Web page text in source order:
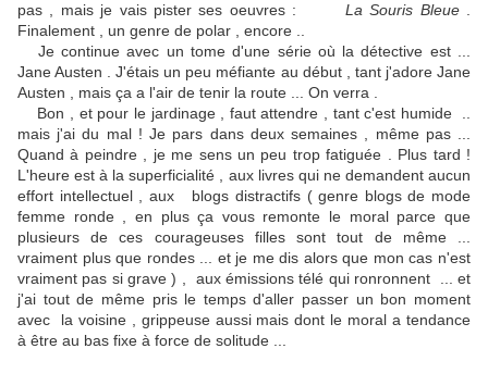
pas , mais je vais pister ses oeuvres :
La Souris Bleue.
Finalement , un genre de polar , encore ..
Je continue avec un tome d'une série où la détective est ...
Jane Austen . J'étais un peu méfiante au début , tant j'adore Jane
Austen , mais ça a l'air de tenir la route ... On verra .
Bon , et pour le jardinage , faut attendre , tant c'est humide ..
mais j'ai du mal ! Je pars dans deux semaines , même pas ...
Quand à peindre , je me sens un peu trop fatiguée . Plus tard !
L'heure est à la superficialité , aux livres qui ne demandent aucun
effort intellectuel , aux blogs distractifs ( genre blogs de mode
femme ronde , en plus ça vous remonte le moral parce que
plusieurs de ces courageuses filles sont tout de même ...
vraiment plus que rondes ... et je me dis alors que mon cas n'est
vraiment pas si grave ) , aux émissions télé qui ronronnent ... et
j'ai tout de même pris le temps d'aller passer un bon moment
avec la voisine , grippeuse aussi mais dont le moral a tendance
à être au bas fixe à force de solitude ...